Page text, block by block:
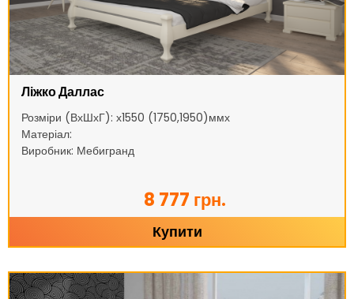
Ліжко Даллас
Розміри (ВхШхГ): х1550 (1750,1950)ммх
Матеріал:
Виробник: Мебигранд
8 777 грн.
Купити